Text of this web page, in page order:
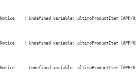
Pesas
Caseina
Notice : Undefined variable: ultimoProductItem [APP/
Notice : Undefined variable: ultimoProductItem [APP/
Notice : Undefined variable: ultimoProductItem [APP/